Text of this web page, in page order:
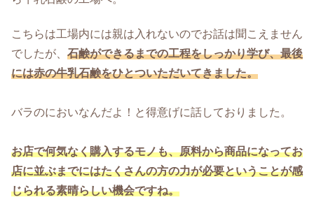
こちらは工場内には親は入れないのでお話は聞こえません
でしたが、 石鹸ができるまでの工程をしっかり学び、最後
には赤の牛乳石鹸をひとついただいてきました。
バラのにおいなんだよ！と得意げに話しておりました。
お店で何気なく購入するモノも、原料から商品になってお
店に並ぶまでにはたくさんの方の力が必要ということが感
じられる素晴らしい機会ですね。